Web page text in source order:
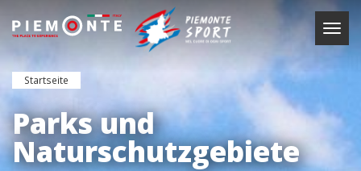
zum
Inhalt
Startseite
Parks und
Naturschutzgebiete